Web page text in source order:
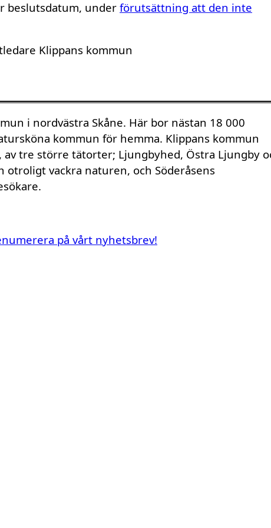
beslutsdatum, under förutsättning att den inte
Klippans kommun
i nordvästra Skåne. Här bor nästan 18 000
kommun för hemma. Klippans kommun
tre större tätorter; Ljungbyhed, Östra Ljungby
otroligt vackra naturen, och Söderåsens
på vårt nyhetsbrev!